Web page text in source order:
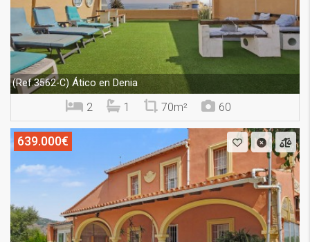
(Ref.3562-C) Ático en Denia
2 1 70m² 60
639.000€